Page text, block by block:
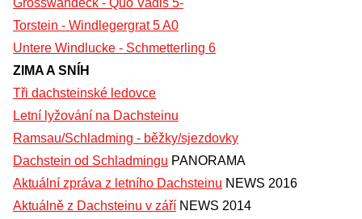
Torstein - Windlegergrat 5 A0
Untere Windlucke - Schmetterling 6
ZIMA A SNÍH
Tři dachsteinské ledovce
Letní lyžování na Dachsteinu
Ramsau/Schladming - běžky/sjezdovky
Dachstein od Schladmingu PANORAMA
Aktuální zpráva z letního Dachsteinu NEWS 2016
Aktuálně z Dachsteinu v září NEWS 2014